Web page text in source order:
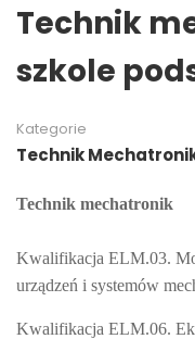
Technik
szkole
Kategorie
Technik
Technik mechatronik
Kwalifikacja ELM.03.
urządzeń i systemów
Kwalifikacja ELM.06.